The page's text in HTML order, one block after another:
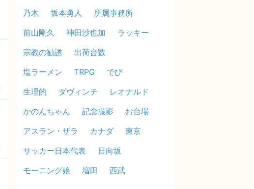
乃木
坂本勇人
所属事務所
前山剛久
神田沙也加
ラッキー
宗教の勧誘
出荷台数
塩ラーメン
TRPG
でび
生理的
ダヴィンチ
レオナルド
かのんちゃん
記念撮影
お台場
アスラン・ザラ
カナダ
東京
サッカー日本代表
日向坂
モーニング娘
増田 西武